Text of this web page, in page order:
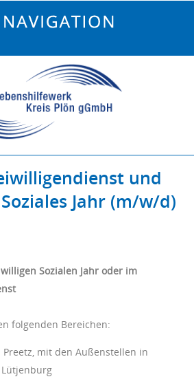
und
Jahr (m/w/d)
Sozialen Jahr oder im
folgenden Bereichen:
mit den Außenstellen in